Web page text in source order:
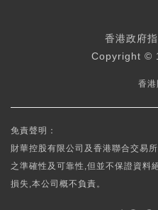
香港政府
Copyright ©
香港
免責聲明：
財華控股有限公司及香港聯合交易
之準確性及可靠性,但並不保證資料
損失,本公司概不負責。